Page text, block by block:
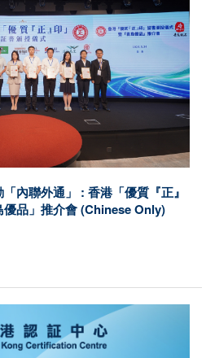
內聯外通」 : 香港「優質『正』
品」推介會 (Chinese Only)